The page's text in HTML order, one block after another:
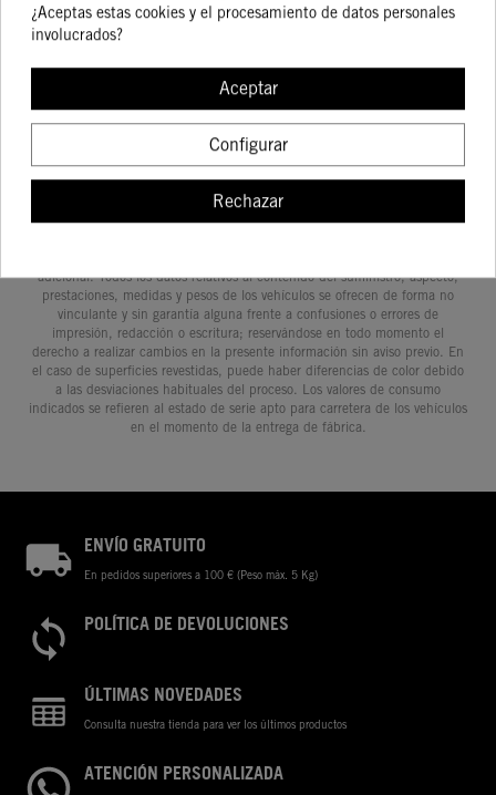
Determinadas características de los vehículos que aparecen en las
adicional. Todos los datos relativos al contenido del suministro, aspecto,
prestaciones, medidas y pesos de los vehículos se ofrecen de forma no
vinculante y sin garantía alguna frente a confusiones o errores de
impresión, redacción o escritura; reservándose en todo momento el
derecho a realizar cambios en la presente información sin aviso previo. En
el caso de superficies revestidas, puede haber diferencias de color debido
a las desviaciones habituales del proceso. Los valores de consumo
indicados se refieren al estado de serie apto para carretera de los vehículos
en el momento de la entrega de fábrica.
ENVÍO GRATUITO
En pedidos superiores a 100 € (Peso máx. 5 Kg)
POLÍTICA DE DEVOLUCIONES
ÚLTIMAS NOVEDADES
Consulta nuestra tienda para ver los últimos productos
ATENCIÓN PERSONALIZADA
¿Aceptas estas cookies y el procesamiento de datos personales
involucrados?
Aceptar
Configurar
Rechazar